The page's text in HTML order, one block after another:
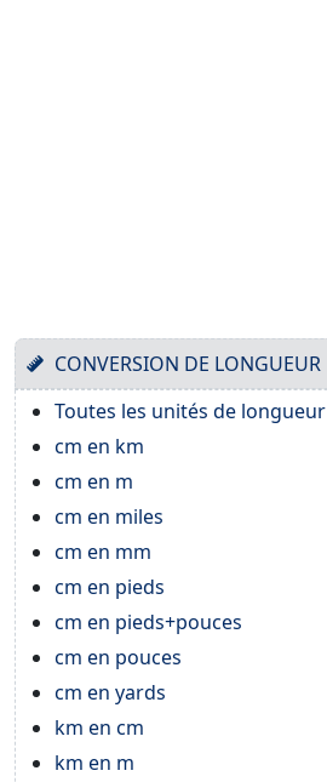
CONVERSION DE LONGUEUR
Toutes les unités de longueur
cm en km
cm en m
cm en miles
cm en mm
cm en pieds
cm en pieds+pouces
cm en pouces
cm en yards
km en cm
km en m